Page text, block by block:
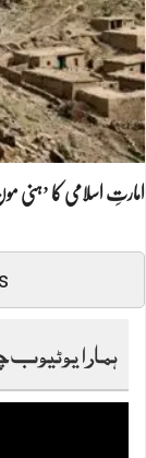
امارتِ اسلامی کا ’ہنی
ہمارا